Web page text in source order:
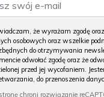
że wyrażam zgodę
osobowych oraz wszelkie
do otrzymywania
odwołać zgodę oraz że
przed jej wycofaniem.
do przenoszenia